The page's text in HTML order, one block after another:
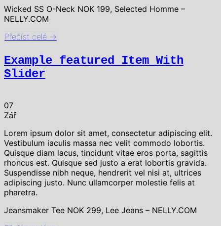
Wicked SS O-Neck NOK 199, Selected Homme –
NELLY.COM
Přečíst celé →
Example featured Item With
Slider
07
Zář
Lorem ipsum dolor sit amet, consectetur adipiscing elit.
Vestibulum iaculis massa nec velit commodo lobortis.
Quisque diam lacus, tincidunt vitae eros porta, sagittis
rhoncus est. Quisque sed justo a erat lobortis gravida.
Suspendisse nibh neque, hendrerit vel nisi at, ultrices
adipiscing justo. Nunc ullamcorper molestie felis at
pharetra.
Jeansmaker Tee NOK 299, Lee Jeans – NELLY.COM